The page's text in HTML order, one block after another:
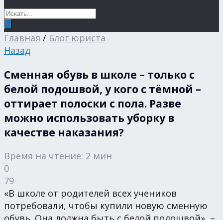
Главная / Блог юриста
Назад
Сменная обувь в школе – только с
белой подошвой, у кого с тёмной –
оттирает полоски с пола. Разве
можно использовать уборку в
качестве наказания?
Время на чтение: 2 мин
0
79
«В школе от родителей всех учеников
потребовали, чтобы купили новую сменную